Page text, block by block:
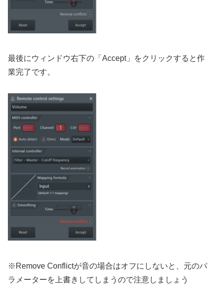
最後にウィンドウ右下の「Accept」をクリックすると作
業完了です。
※Remove Conflictが音の場合はオフにしないと、元のパ
ラメーターを上書きしてしまうので注意しましょう